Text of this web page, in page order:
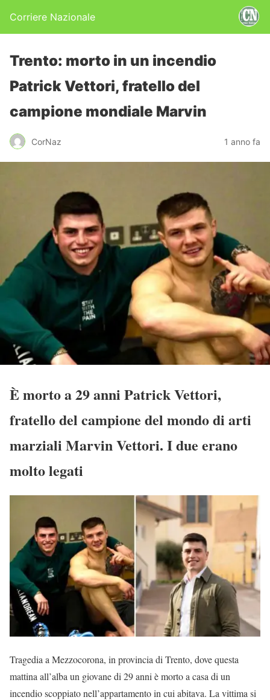
Corriere Nazionale
Trento: morto in un incendio
Patrick Vettori, fratello del
campione mondiale Marvin
CorNaz 1 anno fa
È morto a 29 anni Patrick Vettori,
fratello del campione del mondo di arti
marziali Marvin Vettori. I due erano
molto legati
Tragedia a Mezzocorona, in provincia di Trento, dove questa
mattina all’alba un giovane di 29 anni è morto a casa di un
incendio scoppiato nell’appartamento in cui abitava. La vittima si